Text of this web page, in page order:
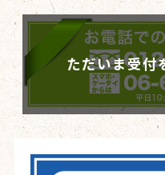
ただいま受付